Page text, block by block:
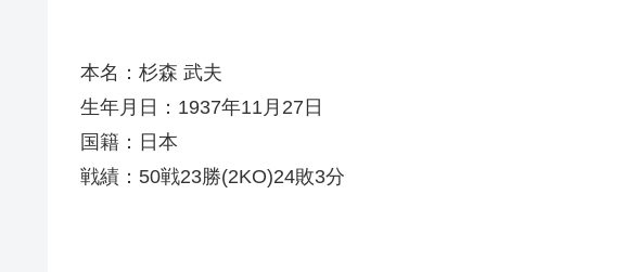
本名：杉森 武夫
生年月日：1937年11月27日
国籍：日本
戦績：50戦23勝(2KO)24敗3分